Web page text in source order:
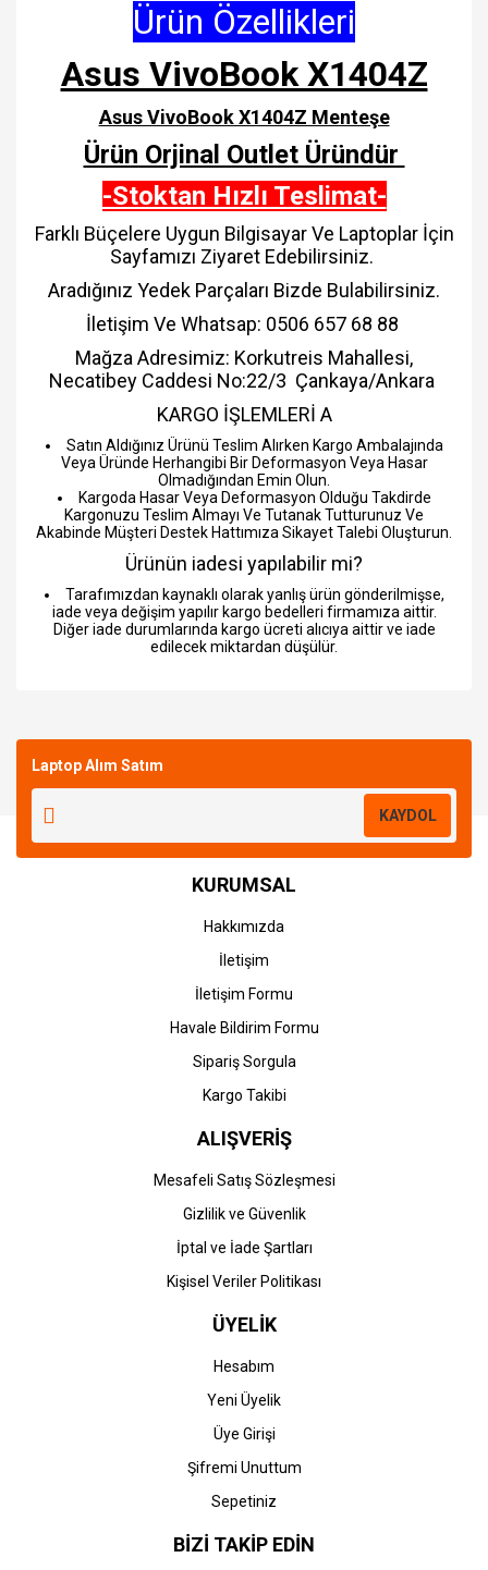
Ürün Özellikleri
Asus VivoBook X1404Z
Asus VivoBook X1404Z Menteşe
Ürün Orjinal Outlet Üründür
-Stoktan Hızlı Teslimat-
Farklı Büçelere Uygun Bilgisayar Ve Laptoplar İçin
Sayfamızı Ziyaret Edebilirsiniz.
Aradığınız Yedek Parçaları Bizde Bulabilirsiniz.
İletişim Ve Whatsap: 0506 657 68 88
Mağza Adresimiz: Korkutreis Mahallesi,
Necatibey Caddesi No:22/3 Çankaya/Ankara
KARGO İŞLEMLERİ A
Satın Aldığınız Ürünü Teslim Alırken Kargo Ambalajında
Veya Üründe Herhangibi Bir Deformasyon Veya Hasar
Olmadığından Emin Olun.
Kargoda Hasar Veya Deformasyon Olduğu Takdirde
Kargonuzu Teslim Almayı Ve Tutanak Tutturunuz Ve
Akabinde Müşteri Destek Hattımıza Sikayet Talebi Oluşturun.
Ürünün iadesi yapılabilir mi?
Tarafımızdan kaynaklı olarak yanlış ürün gönderilmişse,
iade veya değişim yapılır kargo bedelleri firmamıza aittir.
Diğer iade durumlarında kargo ücreti alıcıya aittir ve iade
edilecek miktardan düşülür.
Laptop Alım Satım
KAYDOL
KURUMSAL
Hakkımızda
İletişim
İletişim Formu
Havale Bildirim Formu
Sipariş Sorgula
Kargo Takibi
ALIŞVERİŞ
Mesafeli Satış Sözleşmesi
Gizlilik ve Güvenlik
İptal ve İade Şartları
Kişisel Veriler Politikası
ÜYELİK
Hesabım
Yeni Üyelik
Üye Girişi
Şifremi Unuttum
Sepetiniz
BİZİ TAKİP EDİN